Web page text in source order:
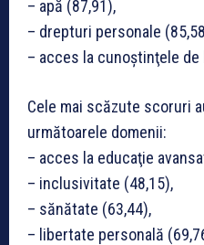
– apă (87,91),
– drepturi personale
– acces la cunoştinţele de
Cele mai scăzute scoruri
următoarele domenii:
– acces la educaţie
– inclusivitate (48,15),
– sănătate (63,44),
– libertate personală